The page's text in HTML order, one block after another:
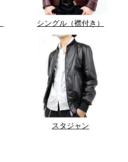
シングル（襟付き）
スタジャン